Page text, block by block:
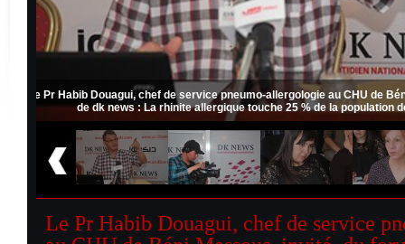
Le Pr Habib Douagui, chef de service pneumo-allergologie au
de dk news : La rhinite allergique touche 25 % de la
Le Pr Habib Douagui, chef de service